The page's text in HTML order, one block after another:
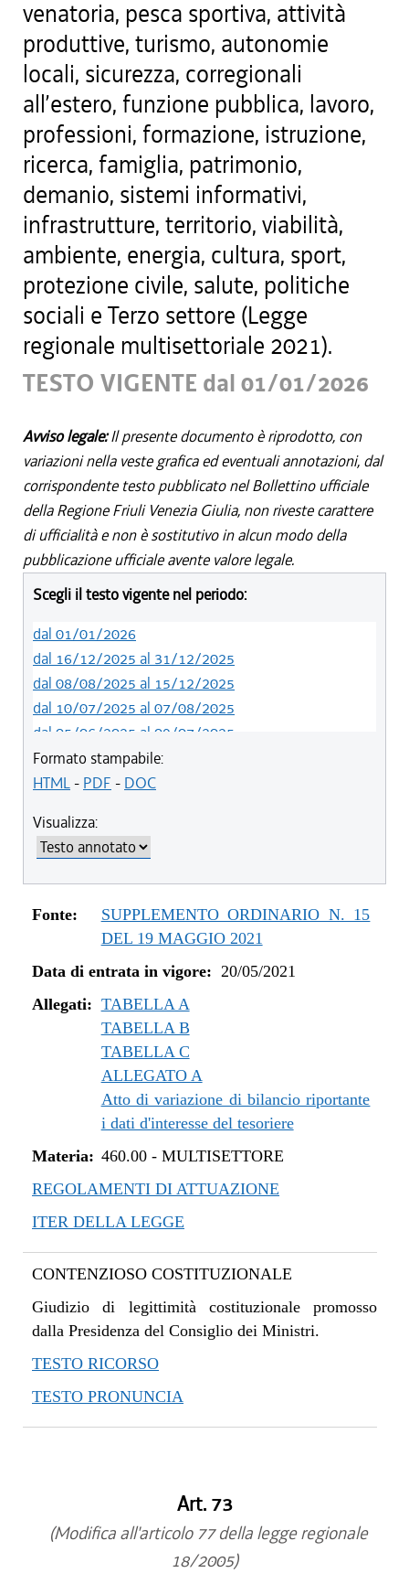
venatoria, pesca sportiva, attività
produttive, turismo, autonomie
locali, sicurezza, corregionali
all’estero, funzione pubblica, lavoro,
professioni, formazione, istruzione,
ricerca, famiglia, patrimonio,
demanio, sistemi informativi,
infrastrutture, territorio, viabilità,
ambiente, energia, cultura, sport,
protezione civile, salute, politiche
sociali e Terzo settore (Legge
regionale multisettoriale 2021).
TESTO VIGENTE dal 01/01/2026
Avviso legale:Il presente documento è riprodotto, con
variazioni nella veste grafica ed eventuali annotazioni, dal
corrispondente testo pubblicato nel Bollettino ufficiale
della Regione Friuli Venezia Giulia, non riveste carattere
di ufficialità e non è sostitutivo in alcun modo della
pubblicazione ufficiale avente valore legale.
Scegli il testo vigente nel periodo:
dal 01/01/2026
dal 16/12/2025 al 31/12/2025
dal 08/08/2025 al 15/12/2025
dal 10/07/2025 al 07/08/2025
dal 05/06/2025 al 09/07/2025
dal 14/05/2024 al 04/06/2025
dal 12/08/2023 al 13/05/2024
dal 04/08/2022 al 31/12/2022
dal 14/06/2022 al 03/08/2022
dal 01/01/2022 al 13/06/2022
dal 10/12/2021 al 31/12/2021
dal 06/11/2021 al 09/12/2021
dal 20/05/2021 al 11/08/2021
Formato stampabile:
HTML- PDF - DOC
Visualizza:
Fonte:
SUPPLEMENTO ORDINARIO N. 15
DEL 19 MAGGIO 2021
Data di entrata in vigore: 20/05/2021
Allegati: TABELLA A
TABELLA B
TABELLA C
ALLEGATO A
Atto di variazione di bilancio riportante
i dati d'interesse del tesoriere
Materia: 460.00- MULTISETTORE
REGOLAMENTI DI ATTUAZIONE
ITER DELLA LEGGE
CONTENZIOSO COSTITUZIONALE
Giudizio di legittimità costituzionale promosso
dalla Presidenza del Consiglio dei Ministri.
TESTO RICORSO
TESTO PRONUNCIA
Art. 73
(Modifica all'articolo 77 della legge regionale
18/2005)